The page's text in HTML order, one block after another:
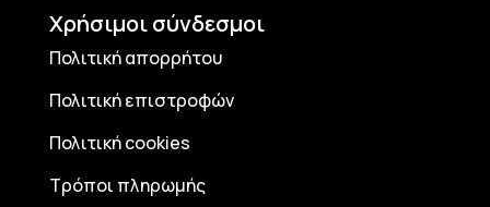
Χρήσιμοι σύνδεσμοι
Πολιτική απορρήτου
Πολιτική επιστροφών
Πολιτική cookies
Τρόποι πληρωμής